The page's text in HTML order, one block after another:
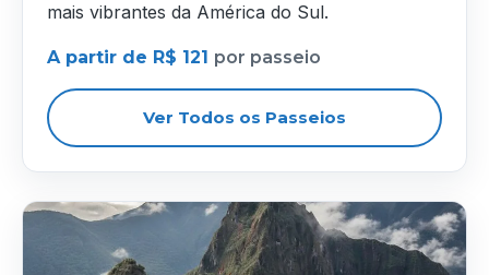
mais vibrantes da América do Sul.
A partir de R$ 121 por passeio
Ver Todos os Passeios